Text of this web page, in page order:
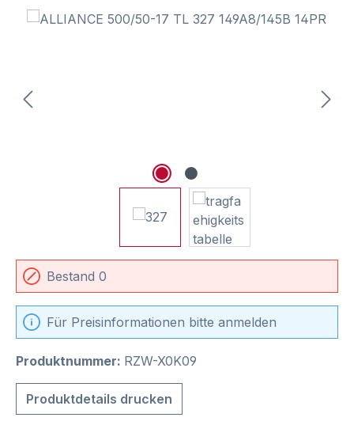
Bildergalerie überspringen
Bestand 0
Für Preisinformationen bitte anmelden
Produktnummer: RZW-X0K09
Produktdetails drucken